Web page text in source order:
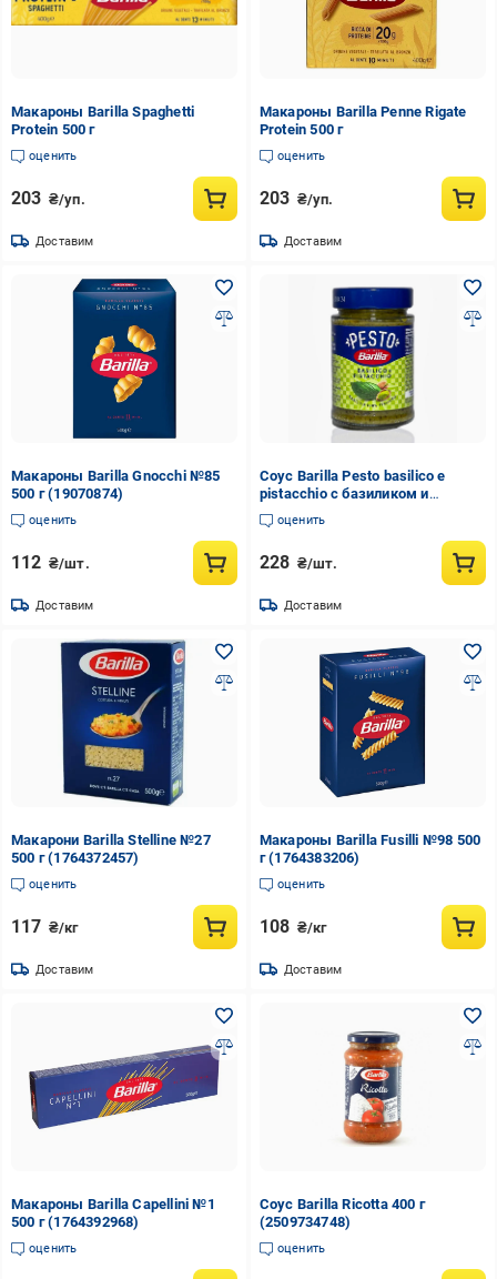
Макароны Barilla Spaghetti
Protein 500 г
оценить
203 ₴/уп.
Доставим
Макароны Barilla Penne Rigate
Protein 500 г
оценить
203 ₴/уп.
Доставим
Макароны Barilla Gnocchi №85
500 г (19070874)
оценить
112 ₴/шт.
Доставим
Соус Barilla Pesto basilico e
pistacchio с базиликом и
фисташкой 190 г (20846532)
оценить
228 ₴/шт.
Доставим
Макарони Barilla Stelline №27
500 г (1764372457)
оценить
117 ₴/кг
Доставим
Макароны Barilla Fusilli №98 500
г (1764383206)
оценить
108 ₴/кг
Доставим
Макароны Barilla Capellini №1
500 г (1764392968)
оценить
Соус Barilla Ricotta 400 г
(2509734748)
оценить